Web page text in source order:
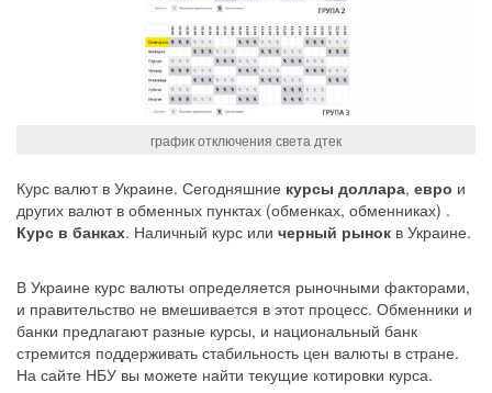
график отключения света дтек
Курс валютв Украине. Сегодняшние курсы доллара, евро и
других валютв обменных пунктах (обменках, обменниках) .
Курс в банках. Наличный курс или черный рынок в Украине.
В Украине курс валюты определяется рыночными факторами,
и правительство не вмешивается в этот процесс. Обменники и
банки предлагают разные курсы, и национальный банк
стремится поддерживать стабильность цен валюты в стране.
На сайте НБУ вы можете найти текущие котировки курса.